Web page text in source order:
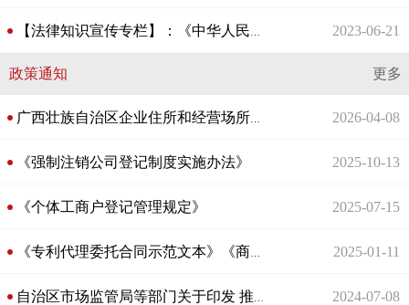
2023-06-21
政策通知 更多
2026-04-08
《强制注销公司登记制度实施办法》 2025-10-13
《个体工商户登记管理规定》 2025-07-15
2025-01-11
2024-07-08